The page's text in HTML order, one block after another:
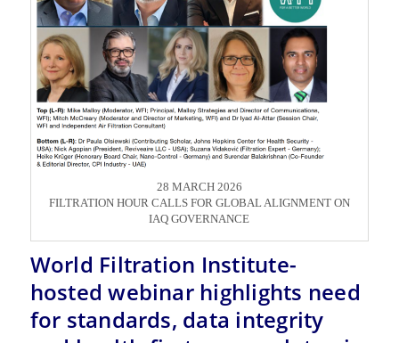
28 MARCH 2026
FILTRATION HOUR CALLS FOR GLOBAL ALIGNMENT ON
IAQ GOVERNANCE
World Filtration Institute-
hosted webinar highlights need
for standards, data integrity